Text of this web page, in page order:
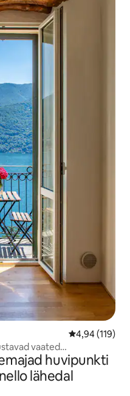
Keskmine
4,94 (119)
vaated
huvipunkti
lähedal